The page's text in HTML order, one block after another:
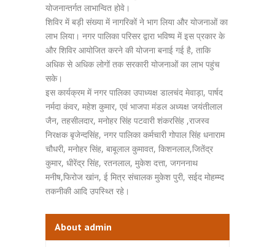
योजनान्तर्गत लाभान्वित होवे।
शिविर में बड़ी संख्या में नागरिकों ने भाग लिया और योजनाओं का
लाभ लिया। नगर पालिका परिसर द्वारा भविष्य में इस प्रकार के
और शिविर आयोजित करने की योजना बनाई गई है, ताकि
अधिक से अधिक लोगों तक सरकारी योजनाओं का लाभ पहुंच
सके।
इस कार्यक्रम में नगर पालिका उपाध्यक्ष डालचंद मेवाड़ा, पार्षद
नर्मदा कंवर, महेश कुमार, एवं भाजपा मंडल अध्यक्ष जयंतीलाल
जैन, तहसीलदार, मनोहर सिंह पटवारी शंकरसिंह ,राजस्व
निरक्षक बृजेन्दसिंह, नगर पालिका कर्मचारी गोपाल सिंह धनाराम
चौधरी, मनोहर सिंह, बाबूलाल कुमावत, किशनलाल,जितेंद्र
कुमार, धीरेंद्र सिंह, रतनलाल, मुकेश दत्ता, जगननाथ
मनीष,फिरोज खांन, ई मित्र संचालक मुकेश पुरी, सईद मोहम्म्द
तकनीकी आदि उपस्थ्ति रहे।
About admin